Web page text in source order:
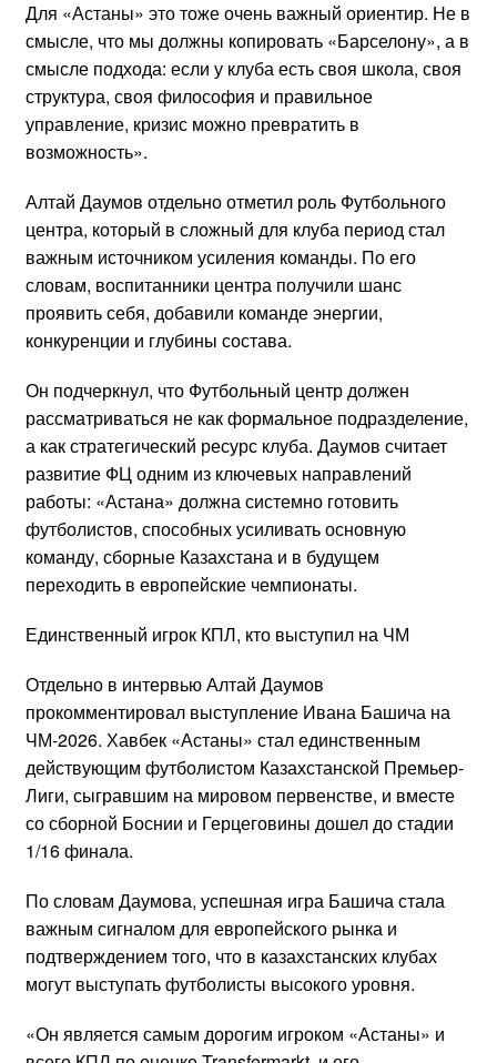
Для «Астаны» это тоже очень важный ориентир. Не в
смысле, что мы должны копировать «Барселону», а в
смысле подхода: если у клуба есть своя школа, своя
структура, своя философия и правильное
управление, кризис можно превратить в
возможность».
Алтай Даумов отдельно отметил роль Футбольного
центра, который в сложный для клуба период стал
важным источником усиления команды. По его
словам, воспитанники центра получили шанс
проявить себя, добавили команде энергии,
конкуренции и глубины состава.
Он подчеркнул, что Футбольный центр должен
рассматриваться не как формальное подразделение,
а как стратегический ресурс клуба. Даумов считает
развитие ФЦ одним из ключевых направлений
работы: «Астана» должна системно готовить
футболистов, способных усиливать основную
команду, сборные Казахстана и в будущем
переходить в европейские чемпионаты.
Единственный игрок КПЛ, кто выступил на ЧМ
Отдельно в интервью Алтай Даумов
прокомментировал выступление Ивана Башича на
ЧМ-2026. Хавбек «Астаны» стал единственным
действующим футболистом Казахстанской Премьер-
Лиги, сыгравшим на мировом первенстве, и вместе
со сборной Боснии и Герцеговины дошел до стадии
1/16 финала.
По словам Даумова, успешная игра Башича стала
важным сигналом для европейского рынка и
подтверждением того, что в казахстанских клубах
могут выступать футболисты высокого уровня.
«Он является самым дорогим игроком «Астаны» и